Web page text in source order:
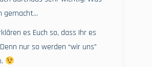
gemacht…
es Euch so, dass Ihr es
nur so werden “wir uns”